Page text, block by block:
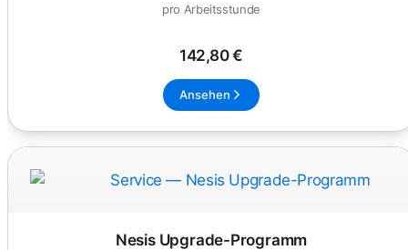
pro Arbeitsstunde
142,80 €
Ansehen
Nesis Upgrade-Programm